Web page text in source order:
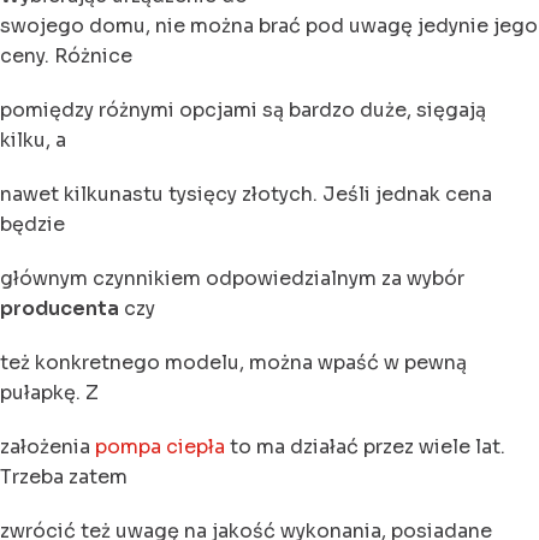
swojego domu, nie można brać pod uwagę jedynie jego
ceny. Różnice
pomiędzy różnymi opcjami są bardzo duże, sięgają
kilku, a
nawet kilkunastu tysięcy złotych. Jeśli jednak cena
będzie
głównym czynnikiem odpowiedzialnym za wybór
producenta czy
też konkretnego modelu, można wpaść w pewną
pułapkę. Z
założenia pompa ciepła to ma działać przez wiele lat.
Trzeba zatem
zwrócić też uwagę na jakość wykonania, posiadane